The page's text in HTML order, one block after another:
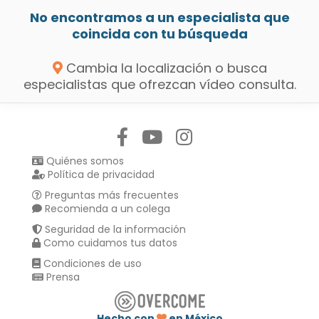
No encontramos a un especialista que
coincida con tu búsqueda
Cambia la localización o busca
especialistas que ofrezcan vídeo consulta.
Quiénes somos
Política de privacidad
Preguntas más frecuentes
Recomienda a un colega
Seguridad de la información
Como cuidamos tus datos
Condiciones de uso
Prensa